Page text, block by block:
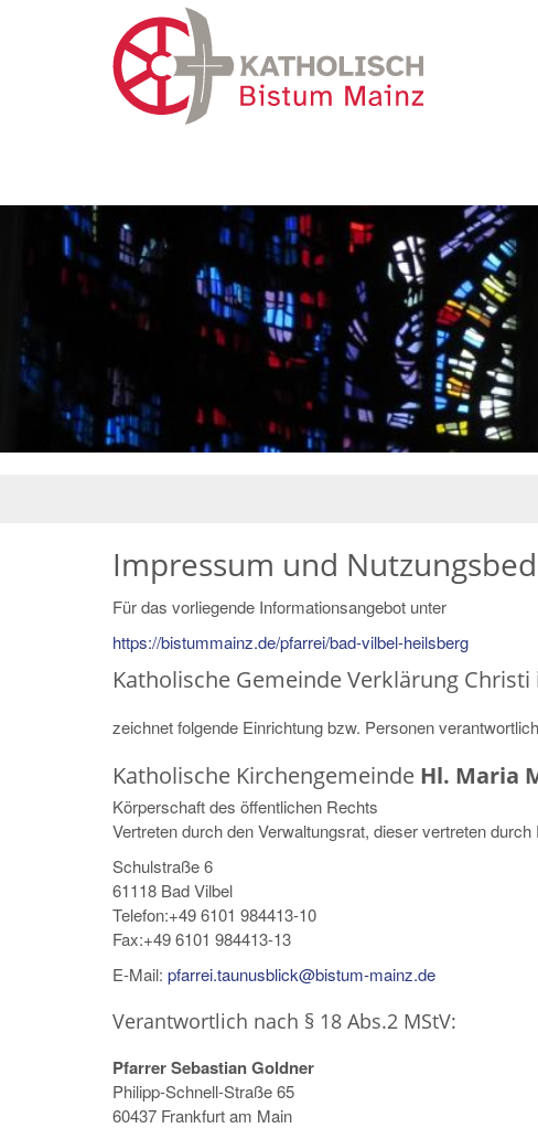
Impressum und
Für das vorliegende Informationsangebot unter
https://bistummainz.de/pfarrei/bad-vilbel-heilsberg
Katholische Gemeinde Verklärung
zeichnet folgende Einrichtung bzw. Personen
Katholische Kirchengemeinde Hl. Maria
Körperschaft des öffentlichen Rechts
Vertreten durch den Verwaltungsrat, dieser vertreten
Schulstraße 6
61118 Bad Vilbel
Telefon:+49 6101 984413-10
Fax:+49 6101 984413-13
E-Mail: pfarrei.taunusblick@bistum-mainz.de
Verantwortlich nach § 18 Abs.2 MStV:
Pfarrer Sebastian Goldner
Philipp-Schnell-Straße 65
60437 Frankfurt am Main